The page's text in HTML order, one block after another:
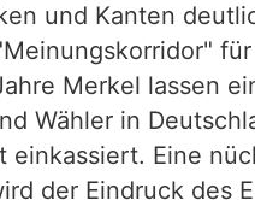
und Kanten
Merkel lassen
Wähler in
Eine
der Eindruck des